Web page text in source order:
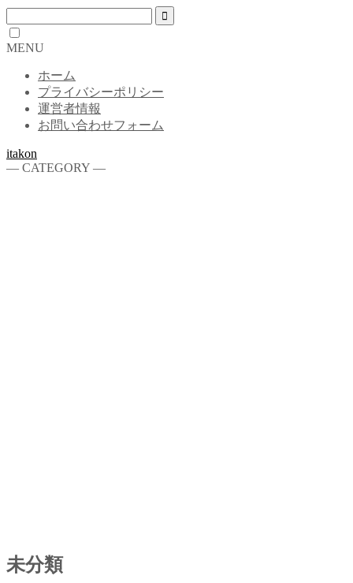
MENU
ホーム
プライバシーポリシー
運営者情報
お問い合わせフォーム
itakon
― CATEGORY ―
未分類